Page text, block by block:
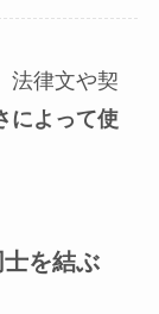
法律文や契
によって使
士を結ぶ